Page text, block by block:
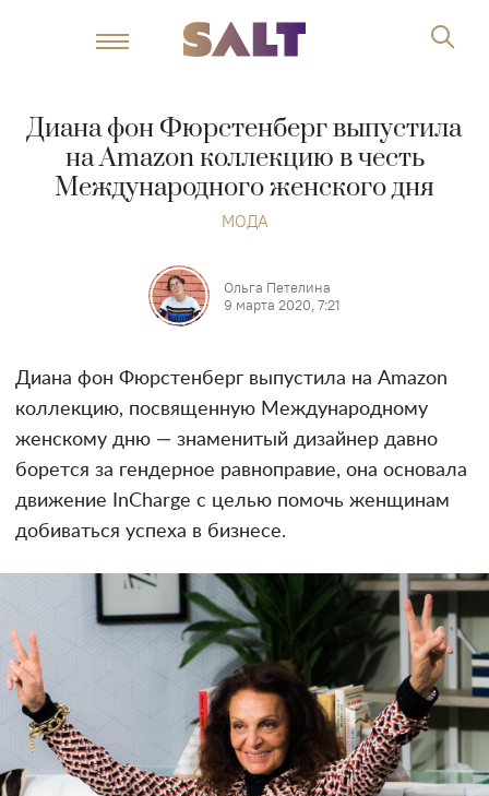
Диана фон Фюрстенберг выпустила
на Amazon коллекцию в честь
Международного женского дня
МОДА
Ольга Петелина
9 марта 2020, 7:21
Диана фон Фюрстенберг выпустила на Amazon
коллекцию, посвященную Международному
женскому дню — знаменитый дизайнер давно
борется за гендерное равноправие, она основала
движение InCharge с целью помочь женщинам
добиваться успеха в бизнесе.